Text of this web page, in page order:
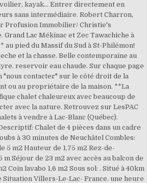
voilier, kayak... Entrer directement en
sans intermédiaire. Robert Charron,
Profusion Immobilier/ Christie's
Grand Lac Mékinac et Zec Tawachiche à
pied du Massif du Sud à St-Philémon!
et la chasse. Belle contemporaine au
reservoir eau chaude. Sur chaque page
"nous contacter" sur le côté droit de la
ou au propriétaire de la maison. **La
chalet chaleureux avec beaucoup de
avec la nature. Retrouvez sur LesPAC
à vendre à Lac-Blanc (Québec).
Chalet de 4 pièces dans un cadre
à 30 minutes de Neuchâtel Combles:
5 m2 Hauteur de 1,75 m2 Rez-de-
m Séjour de 23 m2 avec accès au balcon de
Coin lavabo 1,6 m2 Sous sol: . Situé à 40km
Situation Villers-Le-Lac- France. une heure